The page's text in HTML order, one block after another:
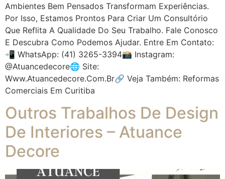
Ambientes Bem Pensados Transformam Experiências.
Por Isso, Estamos Prontos Para Criar Um Consultório
Que Reflita A Qualidade Do Seu Trabalho. Fale Conosco
E Descubra Como Podemos Ajudar. Entre Em Contato:
📲 WhatsApp: (41) 3265-3394📸 Instagram:
@atuancedecore🌐 Site:
Www.atuancedecore.com.br🔗 Veja Também: Reformas
Comerciais Em Curitiba
Outros Trabalhos De Design
De Interiores – Atuance
Decore